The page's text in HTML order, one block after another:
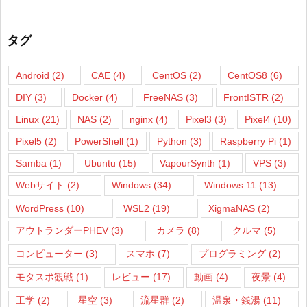
タグ
Android (2) CAE(4) CentOS(2) CentOS8 (6)
DIY (3) Docker (4) FreeNAS (3) FrontISTR (2)
Linux (21) NAS (2) nginx (4) Pixel3 (3) Pixel4 (10)
Pixel5 (2) PowerShell (1) Python (3) Raspberry Pi(1)
Samba (1) Ubuntu (15) VapourSynth (1) VPS(3)
Webサイト (2) Windows (34) Windows 11 (13)
WordPress (10) WSL2 (19) XigmaNAS (2)
アウトランダーPHEV (3) カメラ (8) クルマ (5)
コンピューター (3) スマホ (7) プログラミング(2)
モタスポ観戦 (1) レビュー (17) 動画 (4) 夜景 (4)
工学 (2) 星空 (3) 流星群 (2) 温泉・銭湯 (11)